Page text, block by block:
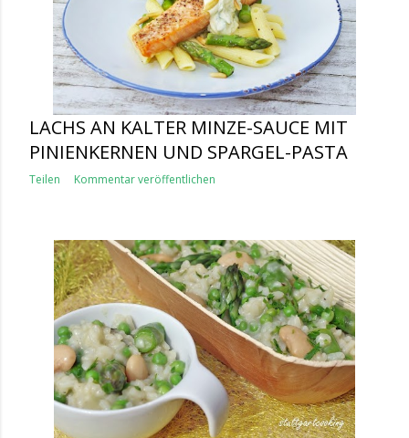
LACHS AN KALTER MINZE-SAUCE MIT
PINIENKERNEN UND SPARGEL-PASTA
Teilen Kommentar veröffentlichen